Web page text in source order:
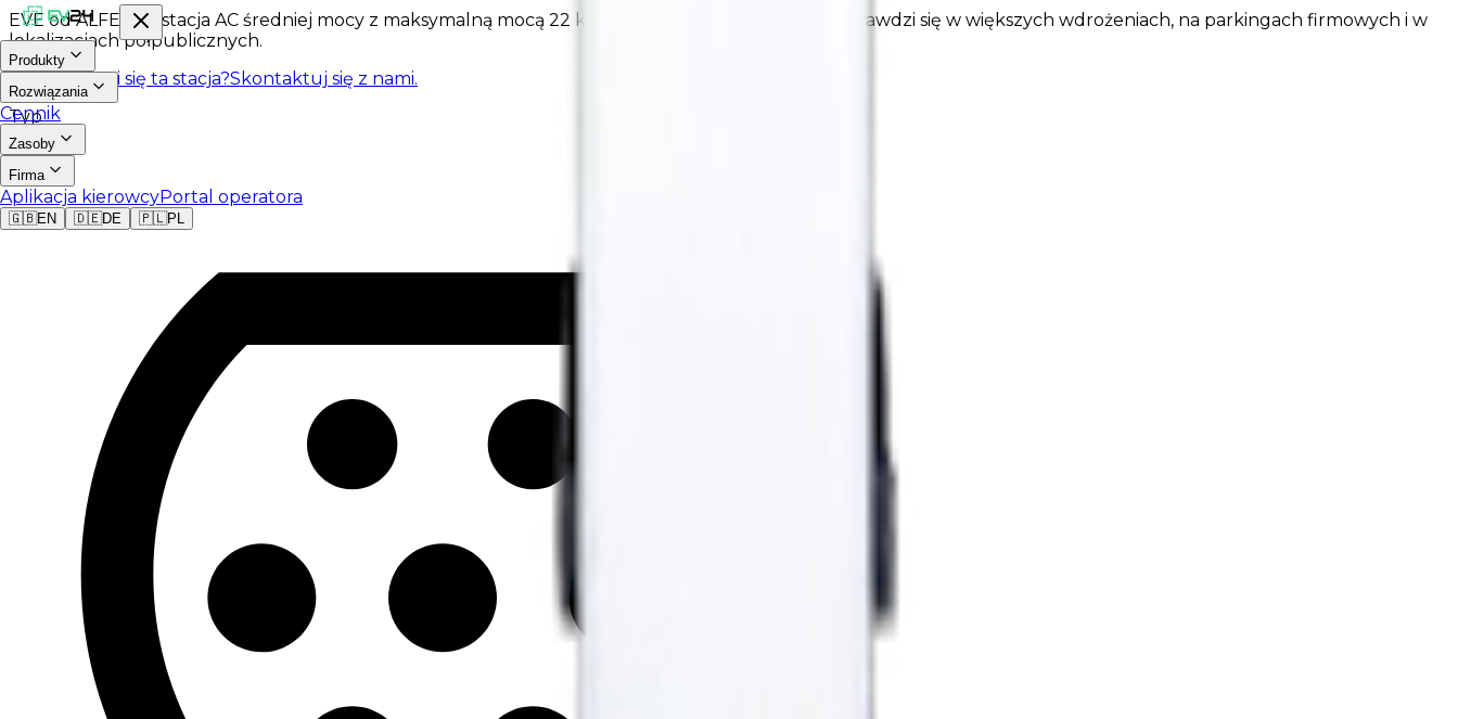
Produkty
Rozwiązania
Cennik
Zasoby
Firma
Aplikacja kierowcyPortal operatora
🇬🇧EN 🇩🇪DE 🇵🇱PL
EVE od ALFEN to stacja AC średniej mocy z maksymalną mocą 22 kW i układem 2 złącze Type2. Sprawdzi się w większych wdrożeniach, na parkingach firmowych i w
lokalizacjach półpublicznych.
Spodobała Ci się ta stacja?Skontaktuj się z nami.
Typ
AC